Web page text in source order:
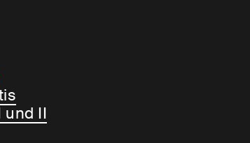
und II